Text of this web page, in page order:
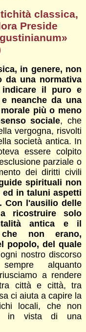
classica,
Preside
in genere, non
da una normativa
il puro e
neanche da una
più o meno
sociale, che
vergogna, risvolti
società antica. In
essere colpito
parziale o
dei diritti civili
spirituali non
in taluni aspetti
Con l'ausilio delle
ricostruire solo
antica e il
che non erano,
popolo, del quale
nostro discorso
alquanto
a rendere
città e città, tra
ci aiuta a capire la
locali, che non
in vista di una